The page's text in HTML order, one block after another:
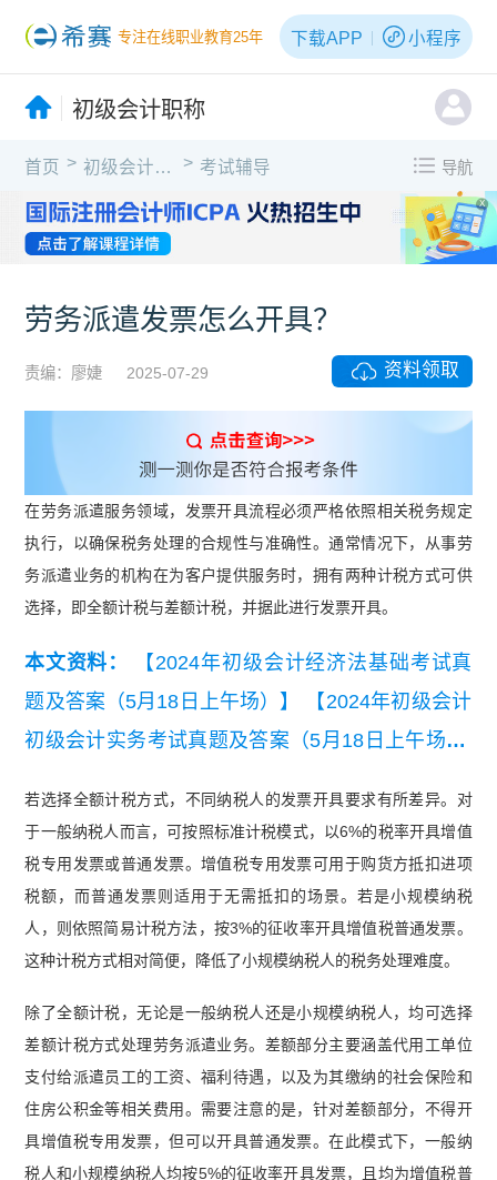
专注在线职业教育25年 下载APP 小程序
初级会计职称
首页 > 初级会计职称 > 考试辅导 导航
X
​劳务派遣发票怎么开具？
责编：廖婕 2025-07-29 资料领取
在劳务派遣服务领域，发票开具流程必须严格依照相关税务规定
执行，以确保税务处理的合规性与准确性。通常情况下，从事劳
务派遣业务的机构在为客户提供服务时，拥有两种计税方式可供
选择，即全额计税与差额计税，并据此进行发票开具。
本文资料：
【2024年初级会计经济法基础考试真
题及答案（5月18日上午场）】
【2024年初级会计
初级会计实务考试真题及答案（5月18日上午场）.
若选择全额计税方式，不同纳税人的发票开具要求有所差异。对
于一般纳税人而言，可按照标准计税模式，以6%的税率开具增值
税专用发票或普通发票。增值税专用发票可用于购货方抵扣进项
税额，而普通发票则适用于无需抵扣的场景。若是小规模纳税
人，则依照简易计税方法，按3%的征收率开具增值税普通发票。
这种计税方式相对简便，降低了小规模纳税人的税务处理难度。
除了全额计税，无论是一般纳税人还是小规模纳税人，均可选择
差额计税方式处理劳务派遣业务。差额部分主要涵盖代用工单位
支付给派遣员工的工资、福利待遇，以及为其缴纳的社会保险和
住房公积金等相关费用。需要注意的是，针对差额部分，不得开
具增值税专用发票，但可以开具普通发票。在此模式下，一般纳
税人和小规模纳税人均按5%的征收率开具发票，且均为增值税普